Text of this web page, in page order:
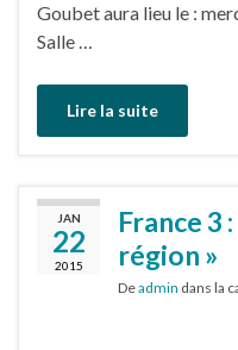
Goubet aura lieu le :
Salle …
Lire la suite
JAN
22
2015
France 3
région »
Deadmin dans la